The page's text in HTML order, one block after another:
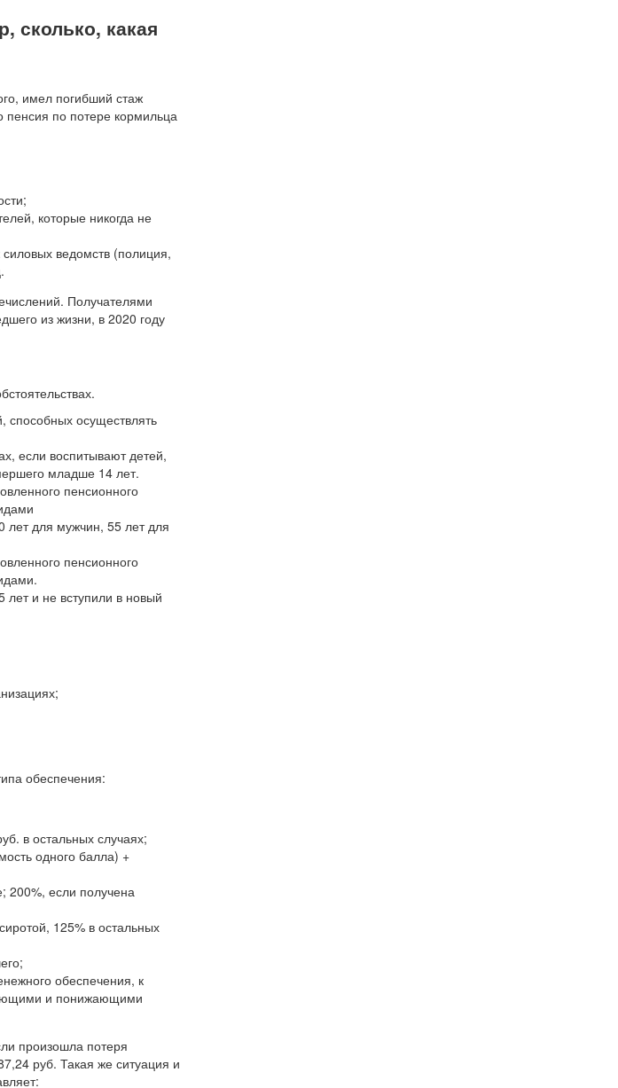
сколько, какая
имел погибший стаж
пенсия по потере кормильца
которые никогда не
ведомств (полиция,
Получателями
из жизни, в 2020 году
способных осуществлять
если воспитывают детей,
младше 14 лет.
пенсионного
лет для мужчин, 55 лет для
пенсионного
лет и не вступили в новый
обеспечения:
в остальных случаях;
одного балла) +
200%, если получена
125% в остальных
обеспечения, к
и понижающими
произошла потеря
руб. Такая же ситуация и